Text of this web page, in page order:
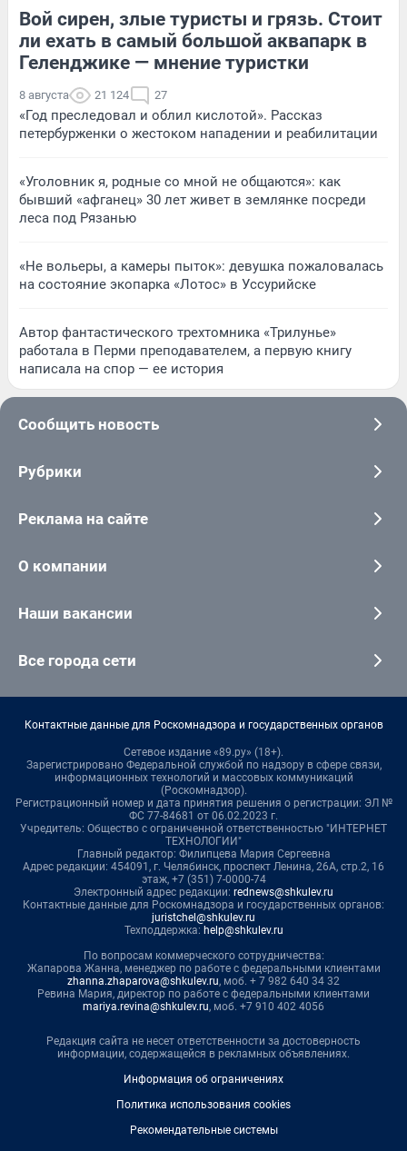
Вой сирен, злые туристы и грязь. Стоит
ли ехать в самый большой аквапарк в
Геленджике — мнение туристки
8 августа 21 124 27
«Год преследовал и облил кислотой». Рассказ
петербурженки о жестоком нападении и реабилитации
«Уголовник я, родные со мной не общаются»: как
бывший «афганец» 30 лет живет в землянке посреди
леса под Рязанью
«Не вольеры, а камеры пыток»: девушка пожаловалась
на состояние экопарка «Лотос» в Уссурийске
Автор фантастического трехтомника «Трилунье»
работала в Перми преподавателем, а первую книгу
написала на спор — ее история
Сообщить новость
Рубрики
Реклама на сайте
О компании
Наши вакансии
Все города сети
Контактные данные для Роскомнадзора и государственных органов
Сетевое издание «89.ру» (18+).
Зарегистрировано Федеральной службой по надзору в сфере связи,
информационных технологий и массовых коммуникаций
(Роскомнадзор).
Регистрационный номер и дата принятия решения о регистрации: ЭЛ №
ФС 77-84681 от 06.02.2023 г.
Учредитель: Общество с ограниченной ответственностью "ИНТЕРНЕТ
ТЕХНОЛОГИИ"
Главный редактор: Филипцева Мария Сергеевна
Адрес редакции: 454091, г. Челябинск, проспект Ленина, 26А, стр.2, 16
этаж, +7 (351) 7-0000-74
Электронный адрес редакции: rednews@shkulev.ru
Контактные данные для Роскомнадзора и государственных органов:
juristchel@shkulev.ru
Техподдержка: help@shkulev.ru
По вопросам коммерческого сотрудничества:
Жапарова Жанна, менеджер по работе с федеральными клиентами
zhanna.zhaparova@shkulev.ru, моб. + 7 982 640 34 32
Ревина Мария, директор по работе с федеральными клиентами
mariya.revina@shkulev.ru, моб. +7 910 402 4056
Редакция сайта не несет ответственности за достоверность
информации, содержащейся в рекламных объявлениях.
Информация об ограничениях
Политика использования cookies
Рекомендательные системы